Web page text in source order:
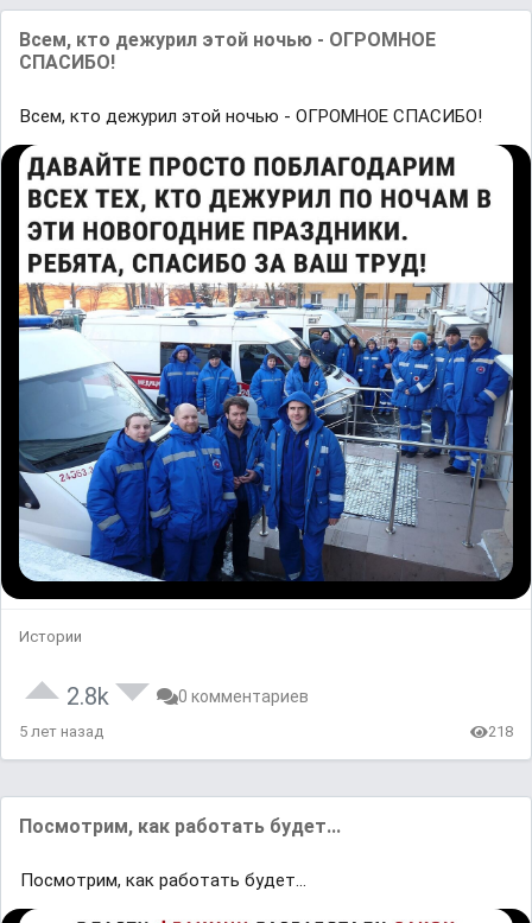
Всем, кто дежурил этой ночью - ОГРОМНОЕ
СПАСИБО!
Всем, кто дежурил этой ночью - ОГРОМНОЕ СПАСИБО!
Истории
2.8k 0 комментариев
5 лет назад 218
Посмотрим, как работать будет...
Посмотрим, как работать будет...